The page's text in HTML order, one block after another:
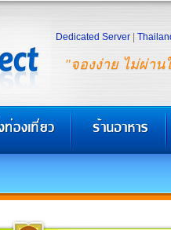
"จองง่าย ไม่ผ่าน
Dedicated Server